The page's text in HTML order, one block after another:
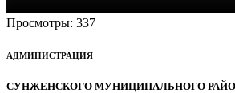
Просмотры: 337
АДМИНИСТРАЦИЯ
СУНЖЕНСКОГО МУНИЦИПАЛЬНОГО